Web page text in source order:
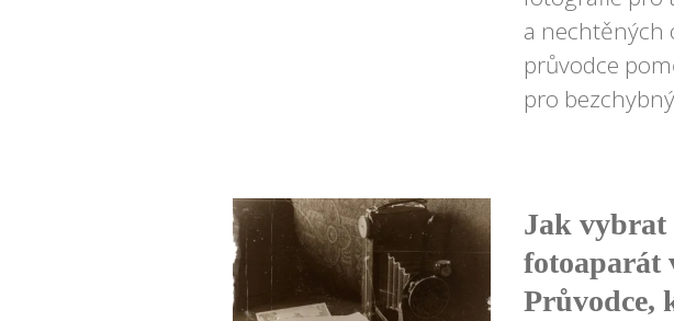
a nechtěných
průvodce
pro
Jak
fotoaparát
Průvodce,